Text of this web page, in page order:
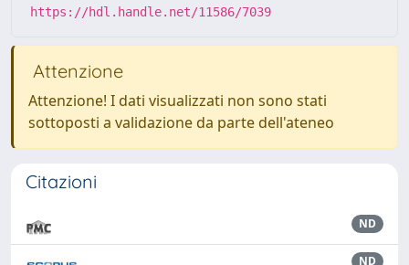
https://hdl.handle.net/11586/7039
Attenzione
Attenzione! I dati visualizzati non sono stati
sottoposti a validazione da parte dell'ateneo
Citazioni
ND
ND